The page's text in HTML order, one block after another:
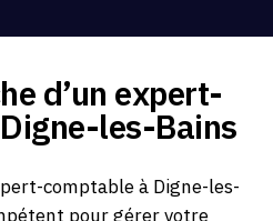
d’un expert-
les-Bains
comptable à Digne-les-
pour gérer votre